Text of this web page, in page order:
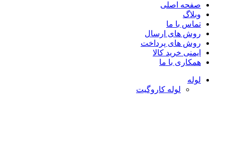
صفحه اصلی
وبلاگ
تماس با ما
روش های ارسال
روش های پرداخت
ایمنی خرید کالا
همکاری با ما
لوله
لوله کاروگیت